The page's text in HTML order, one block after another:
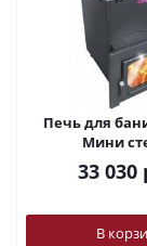
Печь для
Мини
33 030
В